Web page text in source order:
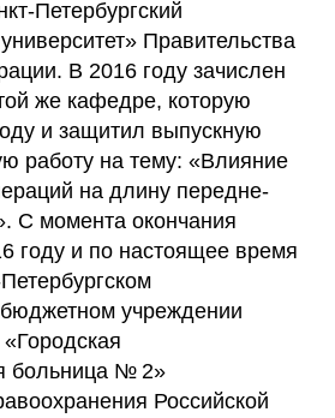
Петербургский
Правительства
В 2016 году зачислен
же кафедре, которую
и защитил выпускную
работу на тему: «Влияние
на длину передне-
С момента окончания
году и по настоящее время
учреждении
больница № 2»
Российской